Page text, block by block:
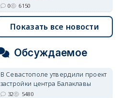
0 6150
Показать все новости
Обсуждаемое
В Севастополе утвердили проект
застройки центра Балаклавы
32 5480